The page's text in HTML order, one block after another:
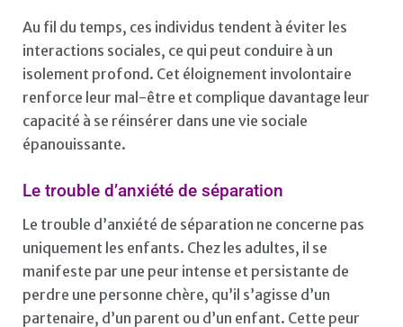
Au fil du temps, ces individus tendent à éviter les
interactions sociales, ce qui peut conduire à un
isolement profond. Cet éloignement involontaire
renforce leur mal-être et complique davantage leur
capacité à se réinsérer dans une vie sociale
épanouissante.
Le trouble d’anxiété de séparation
Le trouble d’anxiété de séparation ne concerne pas
uniquement les enfants. Chez les adultes, il se
manifeste par une peur intense et persistante de
perdre une personne chère, qu’il s’agisse d’un
partenaire, d’un parent ou d’un enfant. Cette peur